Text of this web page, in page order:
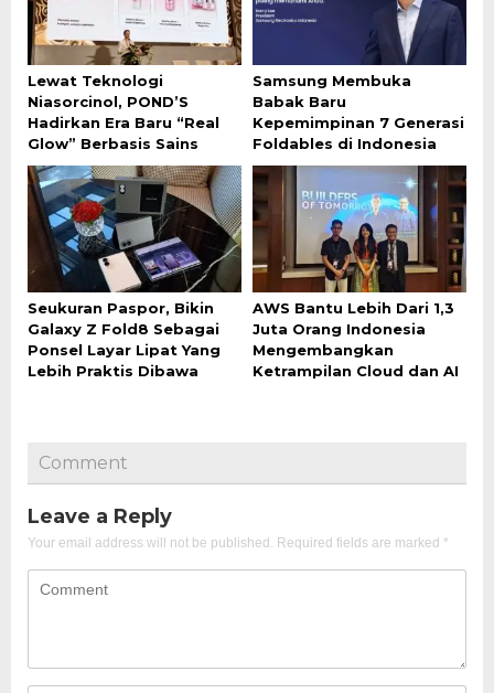
Lewat Teknologi
Niasorcinol, POND’S
Hadirkan Era Baru “Real
Glow” Berbasis Sains
Samsung Membuka
Babak Baru
Kepemimpinan 7 Generasi
Foldables di Indonesia
Seukuran Paspor, Bikin
Galaxy Z Fold8 Sebagai
Ponsel Layar Lipat Yang
Lebih Praktis Dibawa
AWS Bantu Lebih Dari 1,3
Juta Orang Indonesia
Mengembangkan
Ketrampilan Cloud dan AI
Comment
Leave a Reply
Your email address will not be published. Required fields are marked *